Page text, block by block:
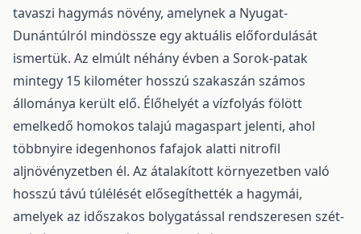
tavaszi hagymás növény, amelynek a Nyugat-
Dunántúlról mindössze egy aktuális elő­for­dulását
ismertük. Az elmúlt néhány évben a Sorok-patak
mintegy 15 kilométer hosszú szakaszán számos
állománya került elő. Élőhelyét a vízfolyás fölött
emelkedő homokos talajú magaspart jelenti, ahol
több­nyire idegenhonos fafajok alatti nitrofil
aljnövényzetben él. Az átalakított környezetben való
hosszú távú túlélését elősegíthették a hagymái,
amelyek az időszakos bolygatással rendszeresen szét­